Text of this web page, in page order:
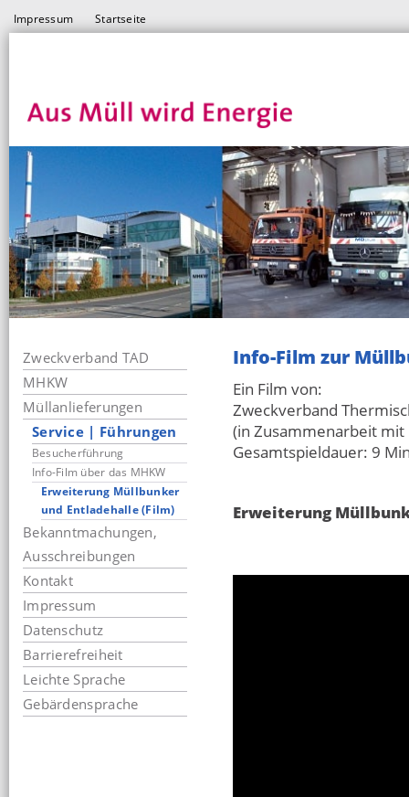
Impressum Startseite
Zweckverband TAD
MHKW
Müllanlieferungen
Service | Führungen
Besucherführung
Info-Film über das MHKW
Erweiterung Müllbunker
und Entladehalle (Film)
Bekanntmachungen,
Ausschreibungen
Kontakt
Impressum
Datenschutz
Barrierefreiheit
Leichte Sprache
Gebärdensprache
Info-Film zur
Ein Film von:
Zweckverband
(in Zusammenarbeit
Gesamtspieldauer: 9
Erweiterung